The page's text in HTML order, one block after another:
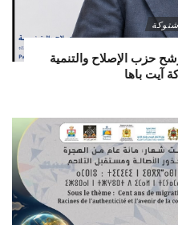
حزب الإصلاح والتنمية
آيت باها